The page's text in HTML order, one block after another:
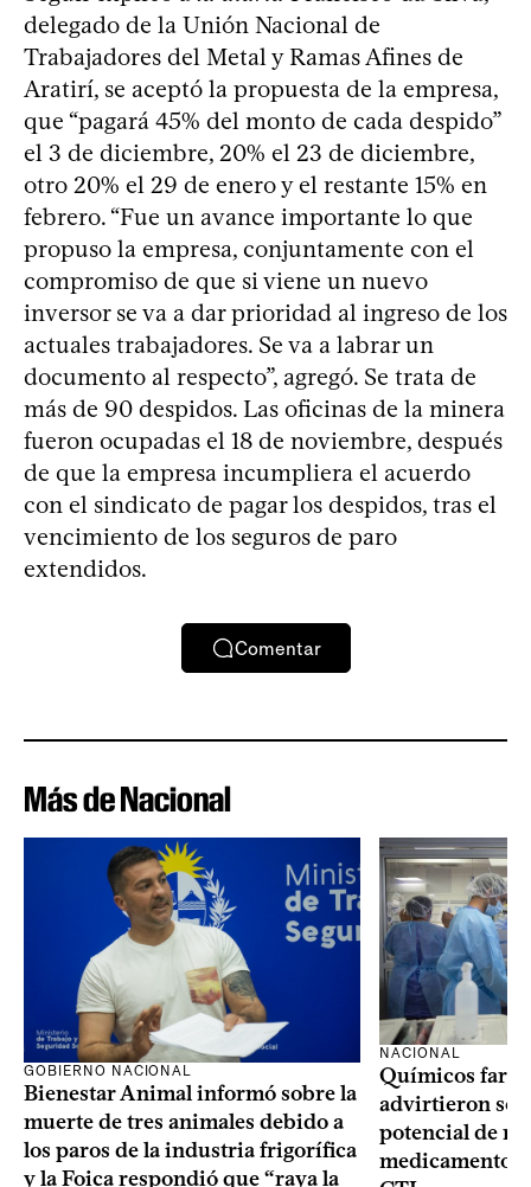
delegado de la Unión Nacional de
Trabajadores del Metal y Ramas Afines de
Aratirí, se aceptó la propuesta de la empresa,
que “pagará 45% del monto de cada despido”
el 3 de diciembre, 20% el 23 de diciembre,
otro 20% el 29 de enero y el restante 15% en
febrero. “Fue un avance importante lo que
propuso la empresa, conjuntamente con el
compromiso de que si viene un nuevo
inversor se va a dar prioridad al ingreso de los
actuales trabajadores. Se va a labrar un
documento al respecto”, agregó. Se trata de
más de 90 despidos. Las oficinas de la minera
fueron ocupadas el 18 de noviembre, después
de que la empresa incumpliera el acuerdo
con el sindicato de pagar los despidos, tras el
vencimiento de los seguros de paro
extendidos.
Comentar
Más de Nacional
GOBIERNO NACIONAL
Bienestar Animal informó sobre la
muerte de tres animales debido a
los paros de la industria frigorífica
y la Foica respondió que “raya la
NACIONAL
Químicos
advirtieron
potencial de
medicamentos